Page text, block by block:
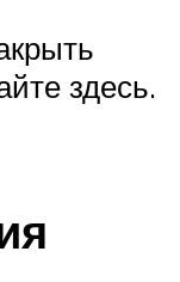
здесь.